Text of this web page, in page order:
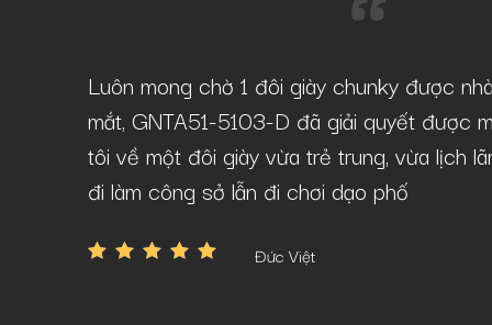
Luôn mong chờ 1 đôi giày chunky được
mắt, GNTA51-5103-D đã giải quyết được
tôi về một đôi giày vừa trẻ trung, vừa lịch
đi làm công sở lẫn đi chơi dạo phố
Đức Việt